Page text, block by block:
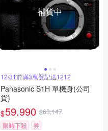
補貨中
12/31前滿3萬登記送1212
Panasonic S1H 單機身(公司
貨)
$59,990 $63,147
限時下殺
券